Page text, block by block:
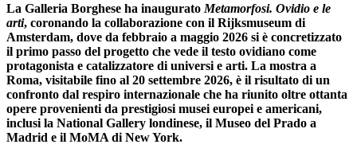
La Galleria Borghese ha inaugurato Metamorfosi. Ovidio e le
arti, coronando la collaborazione con il Rijksmuseum di
Amsterdam, dove da febbraio a maggio 2026 si è concretizzato
il primo passo del progetto che vede il testo ovidiano come
protagonista e catalizzatore di universi e arti. La mostra a
Roma, visitabile fino al 20 settembre 2026, è il risultato di un
confronto dal respiro internazionale che ha riunito oltre ottanta
opere provenienti da prestigiosi musei europei e americani,
inclusi la National Gallery londinese, il Museo del Prado a
Madrid e il MoMA di New York.